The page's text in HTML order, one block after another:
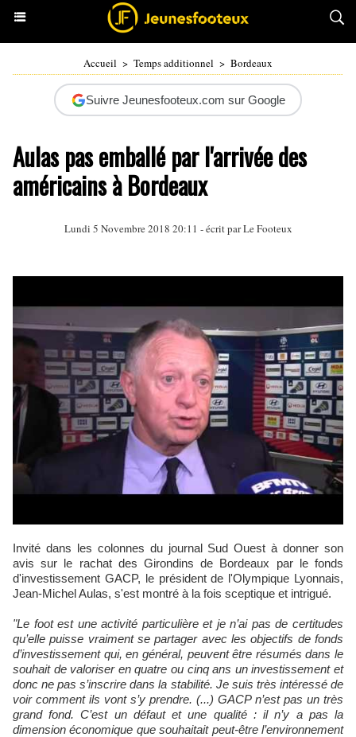
Accueil > Temps additionnel > Bordeaux
Suivre Jeunesfooteux.com sur Google
Aulas pas emballé par l'arrivée des
américains à Bordeaux
Lundi 5 Novembre 2018 20:11 - écrit par Le Footeux
Invité dans les colonnes du journal Sud Ouest à donner son
avis sur le rachat des Girondins de Bordeaux par le fonds
d'investissement GACP, le président de l'Olympique Lyonnais,
Jean-Michel Aulas, s'est montré à la fois sceptique et intrigué.
"Le foot est une activité particulière et je n’ai pas de certitudes
qu’elle puisse vraiment se partager avec les objectifs de fonds
d’investissement qui, en général, peuvent être résumés dans le
souhait de valoriser en quatre ou cinq ans un investissement et
donc ne pas s’inscrire dans la stabilité. Je suis très intéressé de
voir comment ils vont s’y prendre. (...) GACP n’est pas un très
grand fond. C’est un défaut et une qualité : il n’y a pas la
dimension économique que souhaitait peut-être l’environnement